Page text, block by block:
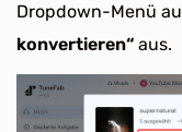
Dropdown-Menü
konvertieren“ aus.